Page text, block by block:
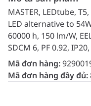
MASTER, LEDtube,
LED alternative to
60000 h, 150 lm/W,
SDCM 6, PF 0.92,
Mã đơn hàng:
Mã đơn hàng đầy đủ: